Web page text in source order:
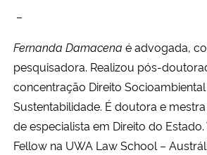
–
Fernanda Damacena é advogada,
pesquisadora. Realizou pós-
concentração Direito
Sustentabilidade. É doutora e
de especialista em Direito do Estado.
Fellow na UWA Law School –